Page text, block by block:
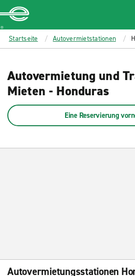
MAIN
CONTENT
Enterprise
Startseite Autovermietstationen
Autovermietung und
Mieten - Honduras
Eine Reservierung
Autovermietungsstationen